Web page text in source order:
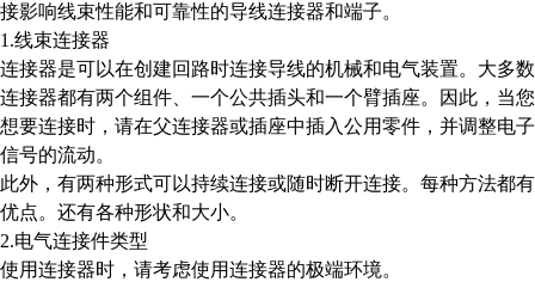
接影响线束性能和可靠性的导线连接器和端子。
1.线束连接器
连接器是可以在创建回路时连接导线的机械和电气装置。大多数
连接器都有两个组件、一个公共插头和一个臂插座。因此，当您
想要连接时，请在父连接器或插座中插入公用零件，并调整电子
信号的流动。
此外，有两种形式可以持续连接或随时断开连接。每种方法都有
优点。还有各种形状和大小。
2.电气连接件类型
使用连接器时，请考虑使用连接器的极端环境。